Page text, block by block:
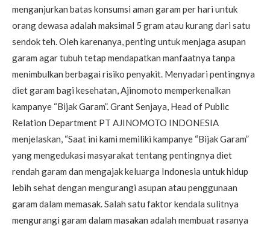
menganjurkan batas konsumsi aman garam per hari untuk
orang dewasa adalah maksimal 5 gram atau kurang dari satu
sendok teh. Oleh karenanya, penting untuk menjaga asupan
garam agar tubuh tetap mendapatkan manfaatnya tanpa
menimbulkan berbagai risiko penyakit. Menyadari pentingnya
diet garam bagi kesehatan, Ajinomoto memperkenalkan
kampanye “Bijak Garam”. Grant Senjaya, Head of Public
Relation Department PT AJINOMOTO INDONESIA
menjelaskan, “Saat ini kami memiliki kampanye “Bijak Garam”
yang mengedukasi masyarakat tentang pentingnya diet
rendah garam dan mengajak keluarga Indonesia untuk hidup
lebih sehat dengan mengurangi asupan atau penggunaan
garam dalam memasak. Salah satu faktor kendala sulitnya
mengurangi garam dalam masakan adalah membuat rasanya